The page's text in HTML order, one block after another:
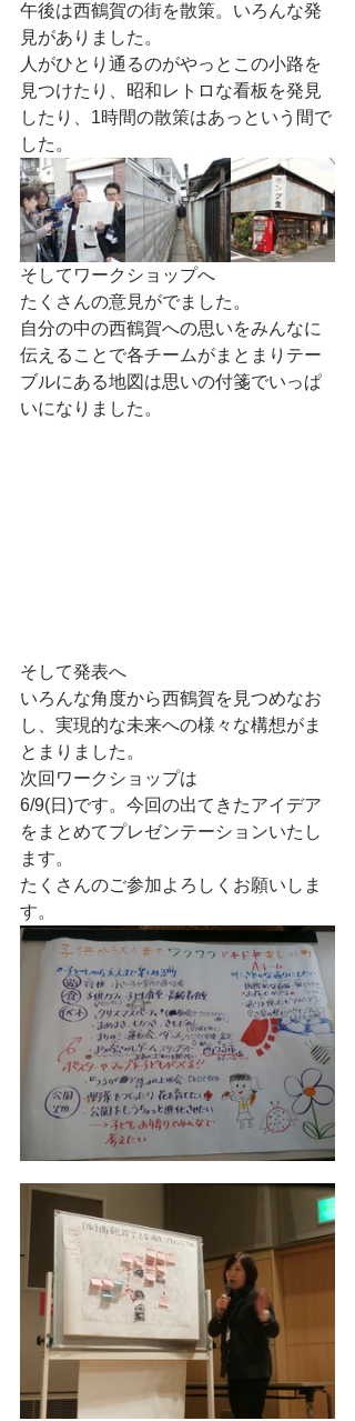
午後は西鶴賀の街を散策。いろんな発
見がありました。
人がひとり通るのがやっとこの小路を
見つけたり、昭和レトロな看板を発見
したり、1時間の散策はあっという間で
した。
そしてワークショップへ
たくさんの意見がでました。
自分の中の西鶴賀への思いをみんなに
伝えることで各チームがまとまりテー
ブルにある地図は思いの付箋でいっぱ
いになりました。
そして発表へ
いろんな角度から西鶴賀を見つめなお
し、実現的な未来への様々な構想がま
とまりました。
次回ワークショップは
6/9(日)です。今回の出てきたアイデア
をまとめてプレゼンテーションいたし
ます。
たくさんのご参加よろしくお願いしま
す。